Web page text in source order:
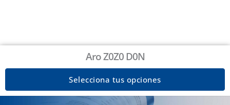
Aro Z0Z0 D0N
Selecciona tus opciones